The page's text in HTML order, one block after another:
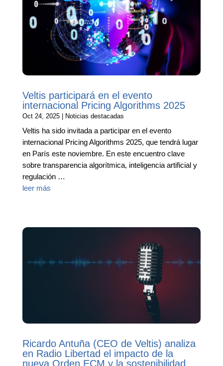
Veltis participará en el evento
internacional Pricing Algorithms 2025
Oct 24, 2025| Noticias destacadas
Veltis ha sido invitada a participar en el evento
internacional Pricing Algorithms 2025, que tendrá lugar
en París este noviembre. En este encuentro clave
sobre transparencia algorítmica, inteligencia artificial y
regulación …
leer más
Ricardo Antuña (CEO de Veltis) analiza
en Radio Libertad el impacto de la
nueva Orden ECM y la sostenibilidad